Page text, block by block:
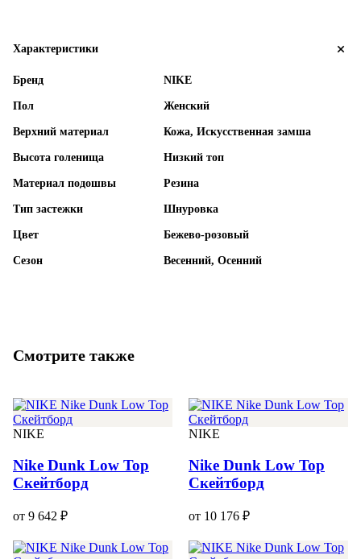
Характеристики
Бренд NIKE
Пол Женский
Верхний материал Кожа, Искусственная замша
Высота голенища Низкий топ
Материал подошвы Резина
Тип застежки Шнуровка
Цвет Бежево-розовый
Сезон Весенний, Осенний
Смотрите также
NIKE
Nike Dunk Low Top
Скейтборд
от 9 642 ₽
NIKE
Nike Dunk Low Top
Скейтборд
от 10 176 ₽